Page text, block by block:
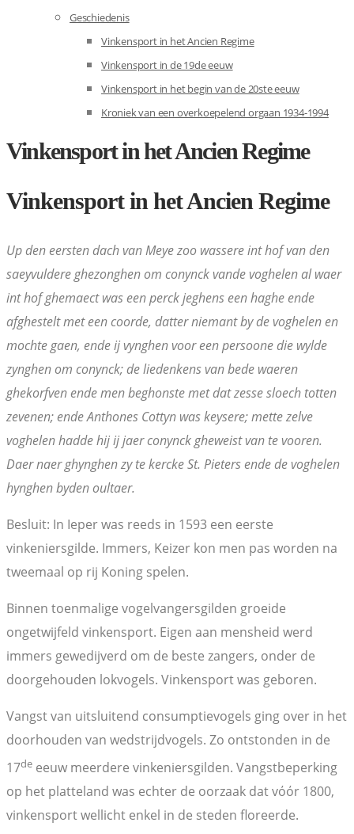
Geschiedenis
Vinkensport in het Ancien Regime
Vinkensport in de 19de eeuw
Vinkensport in het begin van de 20ste eeuw
Kroniek van een overkoepelend orgaan 1934-1994
Vinkensport in het Ancien Regime
Vinkensport in het Ancien Regime
Up den eersten dach van Meye zoo wassere int hof van den
saeyvuldere ghezonghen om conynck vande voghelen al waer
int hof ghemaect was een perck jeghens een haghe ende
afghestelt met een coorde, datter niemant by de voghelen en
mochte gaen, ende ij vynghen voor een persoone die wylde
zynghen om conynck; de liedenkens van bede waeren
ghekorfven ende men beghonste met dat zesse sloech totten
zevenen; ende Anthones Cottyn was keysere; mette zelve
voghelen hadde hij ij jaer conynck gheweist van te vooren.
Daer naer ghynghen zy te kercke St. Pieters ende de voghelen
hynghen byden oultaer.
Besluit: In Ieper was reeds in 1593 een eerste
vinkeniersgilde. Immers, Keizer kon men pas worden na
tweemaal op rij Koning spelen.
Binnen toenmalige vogelvangersgilden groeide
ongetwijfeld vinkensport. Eigen aan mensheid werd
immers gewedijverd om de beste zangers, onder de
doorgehouden lokvogels. Vinkensport was geboren.
Vangst van uitsluitend consumptievogels ging over in het
doorhouden van wedstrijdvogels. Zo ontstonden in de
17de eeuw meerdere vinkeniersgilden. Vangstbeperking
op het platteland was echter de oorzaak dat vόόr 1800,
vinkensport wellicht enkel in de steden floreerde.